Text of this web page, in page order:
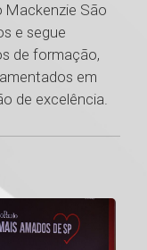
Mackenzie São
e segue
de formação,
em
de excelência.